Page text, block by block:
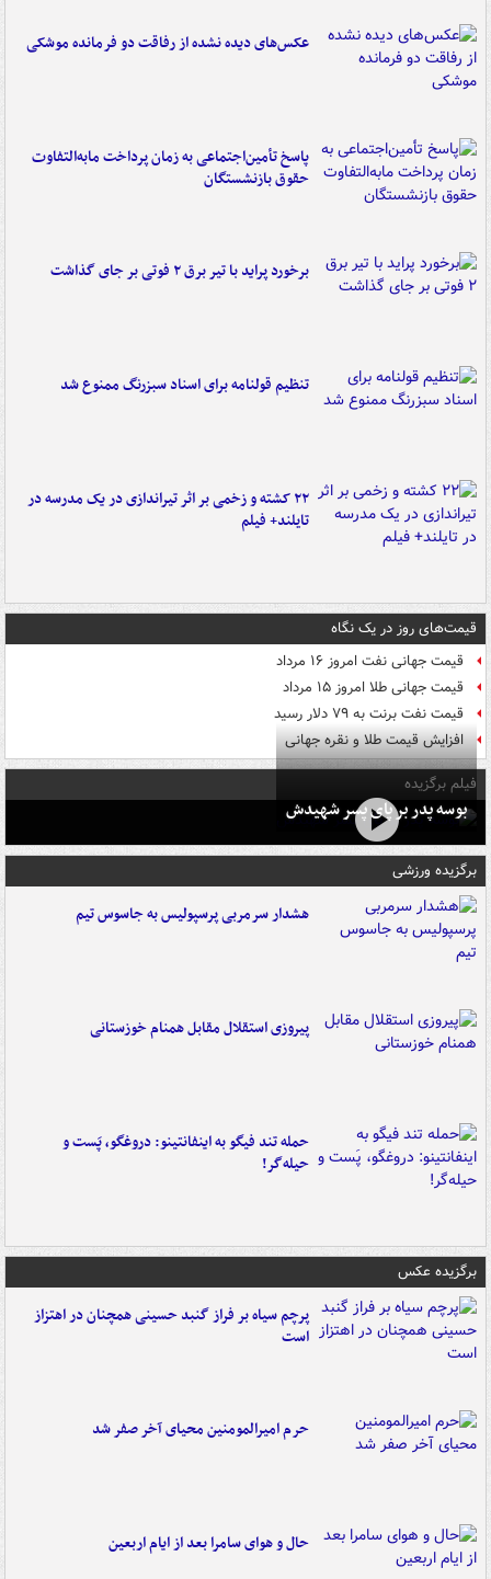
عکس‌های دیده نشده از رفاقت دو فرمانده‌ موشکی
پاسخ تأمین‌اجتماعی به زمان پرداخت مابه‌التفاوت
حقوق بازنشستگان
برخورد پراید با تیر برق ۲ فوتی بر جای گذاشت
تنظیم قولنامه برای اسناد سبزرنگ ممنوع شد
۲۲ کشته و زخمی بر اثر تیراندازی در یک مدرسه در
تایلند+ فیلم
قیمت‌های روز در یک نگاه
قیمت جهانی نفت امروز ۱۶ مرداد
قیمت جهانی طلا امروز ۱۵ مرداد
قیمت نفت برنت به ۷۹ دلار رسید
افزایش قیمت طلا و نقره جهانی
فیلم برگزیده
بوسه‌ پدر بر پای پسر شهیدش
برگزیده ورزشی
هشدار سرمربی پرسپولیس به جاسوس تیم
پیروزی استقلال مقابل همنام خوزستانی
حمله تند فیگو به اینفانتینو: دروغگو، پَست‌ و
حیله‌گر!
برگزیده عکس
پرچم سیاه بر فراز گنبد حسینی همچنان در اهتزاز
است
حرم امیرالمومنین محیای آخر صفر شد
حال و هوای سامرا بعد از ایام اربعین